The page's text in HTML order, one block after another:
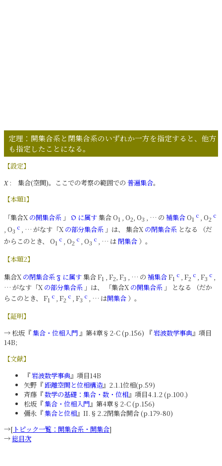
定理：開集合系と閉集合系のいずれか一方を指定すると、他方
も指定したことになる。
【設定】
X: 集合(空間)。ここでの考察の範囲での 普遍集合。
【本題1】
「集合X の開集合系 」 𝔒 に属す 集合 O1 , O2, O3 , … の 補集合O1 c , O2 c
, O3 c , … がなす「X の部分集合系 」は、 集合X の閉集合系
からこのとき、 O1 c , O2 c , O3 c , … は 閉集合 ）。
【本題2】
集合X の閉集合系𝔉 に属す集合 F1 , F2, F3 , … の 補集合F1 c , F2 c , F3 c
… がなす「X の部分集合系 」は、 「集合X の開集合系 」 となる （だか
らこのとき、 F1 c , F2 c , F3 c , … は開集合 ）。
【証明】
→ 松坂『集合・位相入門 』第4章§2-C (p.156) 『岩波数学事典』項目
14B;
【文献】
『岩波数学事典』項目14B
矢野『距離空間と位相構造』2.1.1位相(p.59)
斉藤『数学の基礎：集合・数・位相』項目4.1.2 (p.100.)
松坂『集合・位相入門』第4章§2-C (p.156)
彌永『集合と位相』II.§2.2閉集合開合 (p.179-80)
→[ トピック一覧：開集合系・開集合]
→ 総目次